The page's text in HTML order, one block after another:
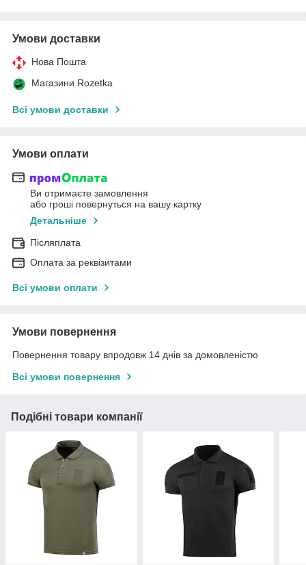
Умови доставки
Нова Пошта
Магазини Rozetka
Всі умови доставки
Умови оплати
Ви отримаєте замовлення
або гроші повернуться на вашу картку
Детальніше
Післяплата
Оплата за реквізитами
Всі умови оплати
Умови повернення
Повернення товару впродовж 14 днів за домовленістю
Всі умови повернення
Подібні товари компанії